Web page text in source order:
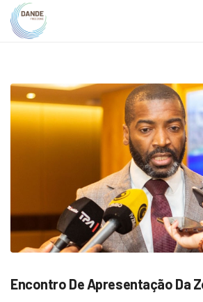
Encontro De Apresentação Da